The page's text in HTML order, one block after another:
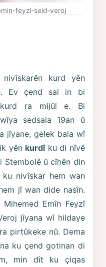
feyzi-seid-veroj
nivîskarên kurd yên
Ev çend sal in bi
kurd ra mijûl e. Bi
sedsala 19an û
jîyane, gelek bala wî
yên kurdîku di nîvê
Stembolê û cîhên din
nivîskar hem wan
jî wan dide nasîn.
Emîn Feyzî
jîyana wî hildaye
pirtûkeke nû. Dema
ku çend gotinan di
min dît ku çiqas